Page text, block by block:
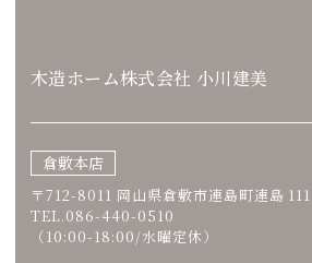
木造ホーム株式会社 小川建美
倉敷本店
〒712-8011 岡山県倉敷市連島町連島 111
TEL.086-440-0510
（10:00-18:00/水曜定休）